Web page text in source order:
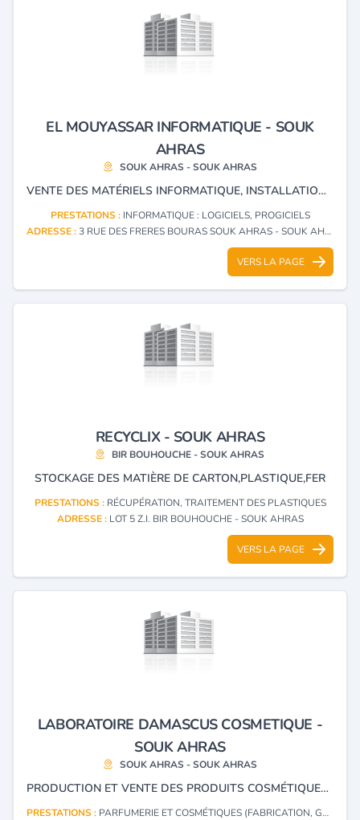
EL MOUYASSAR INFORMATIQUE - SOUK
AHRAS
SOUK AHRAS - SOUK AHRAS
VENTE DES MATÉRIELS INFORMATIQUE, INSTALLATION RÉSEAUX ET MAINTENANCE ET DEVELOPPMENT DE LOGICIEL.
PRESTATIONS : INFORMATIQUE : LOGICIELS, PROGICIELS
ADRESSE :3 RUE DES FRERES BOURAS SOUK AHRAS - SOUK AHRAS
VERS LA PAGE
RECYCLIX - SOUK AHRAS
BIR BOUHOUCHE - SOUK AHRAS
STOCKAGE DES MATIÈRE DE CARTON,PLASTIQUE,FER
PRESTATIONS : RÉCUPÉRATION, TRAITEMENT DES PLASTIQUES
ADRESSE : LOT 5 Z.I. BIR BOUHOUCHE - SOUK AHRAS
VERS LA PAGE
LABORATOIRE DAMASCUS COSMETIQUE -
SOUK AHRAS
SOUK AHRAS - SOUK AHRAS
PRODUCTION ET VENTE DES PRODUITS COSMÉTIQUES EN GROS.
PRESTATIONS : PARFUMERIE ET COSMÉTIQUES (FABRICATION, GROS)